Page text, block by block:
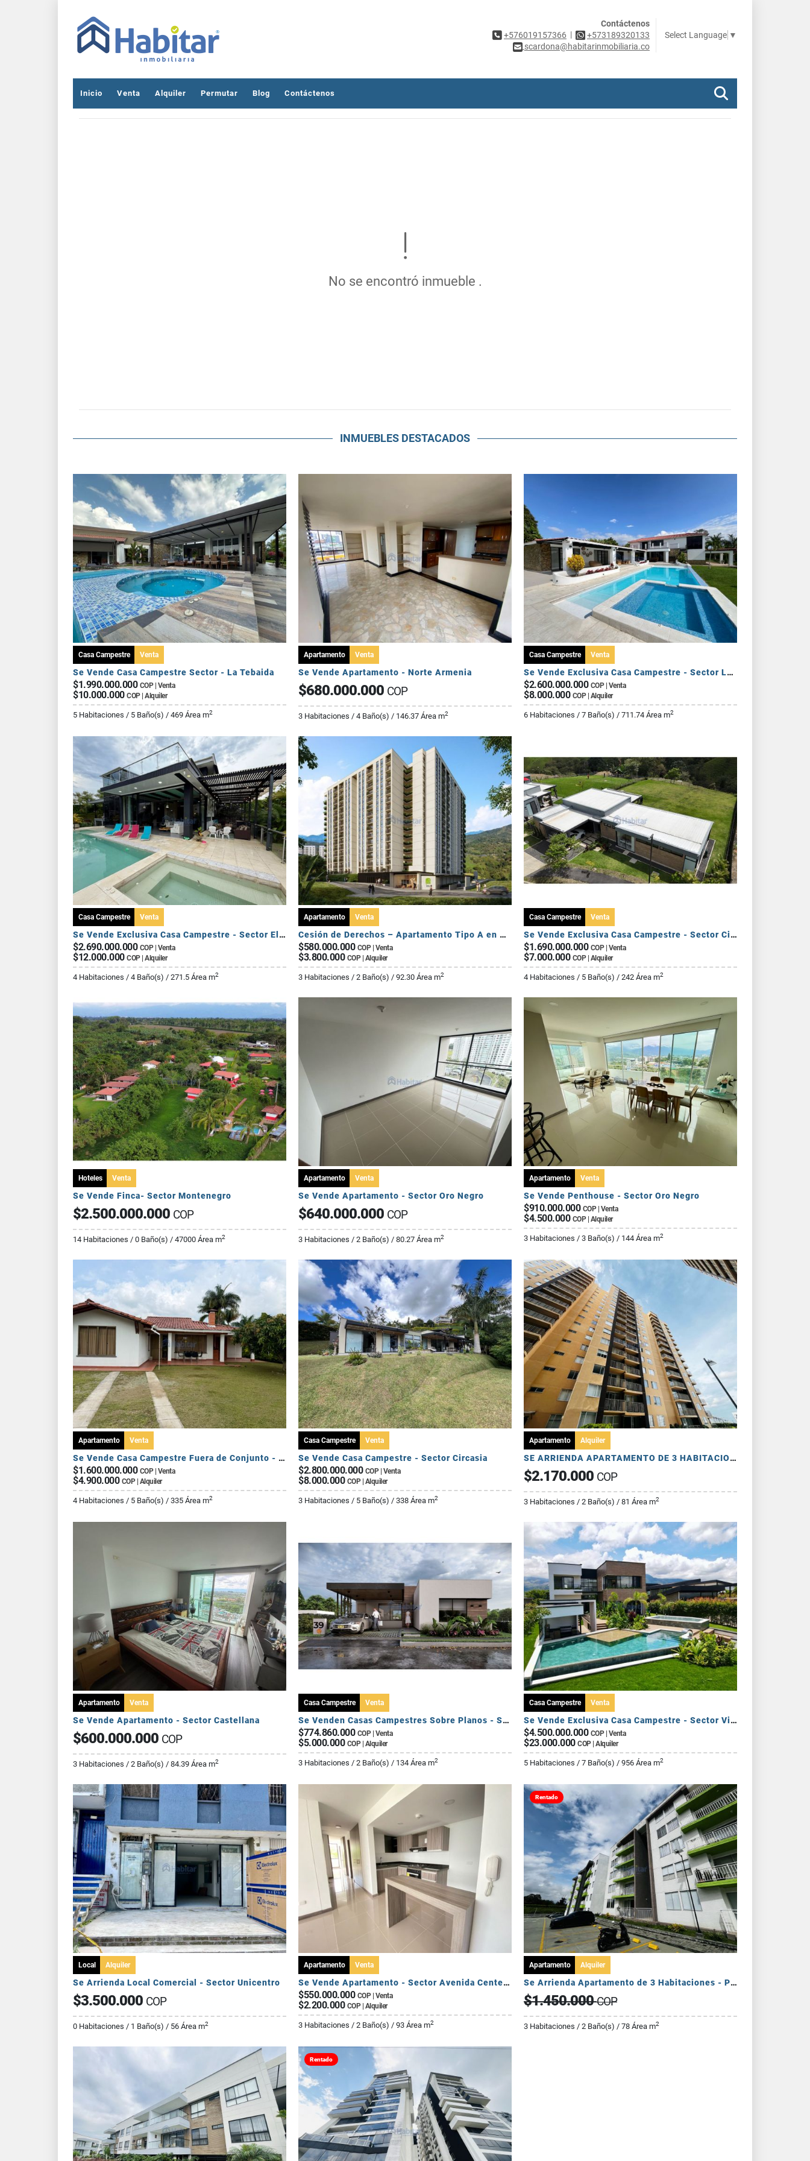
Contáctenos
+576019157366 |
+573189320133
scardona@habitarinmobiliaria.co
Select Language ▼
Inicio Venta Alquiler Permutar Blog Contáctenos
No se encontró inmueble .
INMUEBLES DESTACADOS
Casa Campestre Venta
Se Vende Casa Campestre Sector - La Tebaida
$1.990.000.000 COP | Venta
$10.000.000 COP | Alquiler
5 Habitaciones / 5 Baño(s) / 469 Área m2
Apartamento Venta
Se Vende Apartamento - Norte Armenia
$680.000.000 COP
3 Habitaciones / 4 Baño(s) / 146.37 Área m2
Casa Campestre Venta
Se Vende Exclusiva Casa Campestre - Sector La Tebaida
$2.600.000.000 COP | Venta
$8.000.000 COP | Alquiler
6 Habitaciones / 7 Baño(s) / 711.74 Área m2
Casa Campestre Venta
Se Vende Exclusiva Casa Campestre - Sector El Caimo
$2.690.000.000 COP | Venta
$12.000.000 COP | Alquiler
4 Habitaciones / 4 Baño(s) / 271.5 Área m2
Apartamento Venta
Cesión de Derechos – Apartamento Tipo A en Seroa | Avenida Centenario
$580.000.000 COP | Venta
$3.800.000 COP | Alquiler
3 Habitaciones / 2 Baño(s) / 92.30 Área m2
Casa Campestre Venta
Se Vende Exclusiva Casa Campestre - Sector Circasia
$1.690.000.000 COP | Venta
$7.000.000 COP | Alquiler
4 Habitaciones / 5 Baño(s) / 242 Área m2
Hoteles Venta
Se Vende Finca- Sector Montenegro
$2.500.000.000 COP
14 Habitaciones / 0 Baño(s) / 47000 Área m2
Apartamento Venta
Se Vende Apartamento - Sector Oro Negro
$640.000.000 COP
3 Habitaciones / 2 Baño(s) / 80.27 Área m2
Apartamento Venta
Se Vende Penthouse - Sector Oro Negro
$910.000.000 COP | Venta
$4.500.000 COP | Alquiler
3 Habitaciones / 3 Baño(s) / 144 Área m2
Apartamento Venta
Se Vende Casa Campestre Fuera de Conjunto - Sector Av Centenario
$1.600.000.000 COP | Venta
$4.900.000 COP | Alquiler
4 Habitaciones / 5 Baño(s) / 335 Área m2
Casa Campestre Venta
Se Vende Casa Campestre - Sector Circasia
$2.800.000.000 COP | Venta
$8.000.000 COP | Alquiler
3 Habitaciones / 5 Baño(s) / 338 Área m2
Apartamento Alquiler
SE ARRIENDA APARTAMENTO DE 3 HABITACIONES - AV 19 NORTE
$2.170.000 COP
3 Habitaciones / 2 Baño(s) / 81 Área m2
Apartamento Venta
Se Vende Apartamento - Sector Castellana
$600.000.000 COP
3 Habitaciones / 2 Baño(s) / 84.39 Área m2
Casa Campestre Venta
Se Venden Casas Campestres Sobre Planos - Sector Circasia
$774.860.000 COP | Venta
$5.000.000 COP | Alquiler
3 Habitaciones / 2 Baño(s) / 134 Área m2
Casa Campestre Venta
Se Vende Exclusiva Casa Campestre - Sector Via Armenia Calarca
$4.500.000.000 COP | Venta
$23.000.000 COP | Alquiler
5 Habitaciones / 7 Baño(s) / 956 Área m2
Local Alquiler
Se Arrienda Local Comercial - Sector Unicentro
$3.500.000 COP
0 Habitaciones / 1 Baño(s) / 56 Área m2
Apartamento Venta
Se Vende Apartamento - Sector Avenida Centenario
$550.000.000 COP | Venta
$2.200.000 COP | Alquiler
3 Habitaciones / 2 Baño(s) / 93 Área m2
Rentado
Apartamento Alquiler
Se Arrienda Apartamento de 3 Habitaciones - Puerto Espejo
$1.450.000COP
3 Habitaciones / 2 Baño(s) / 78 Área m2
Rentado